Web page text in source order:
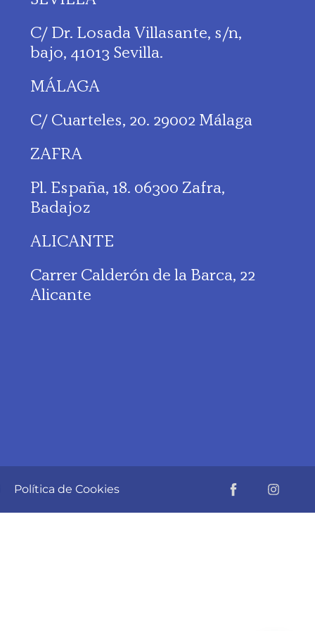
C/ Dr. Losada Villasante, s/n,
bajo, 41013 Sevilla.
MÁLAGA
C/ Cuarteles, 20. 29002 Málaga
ZAFRA
Pl. España, 18. 06300 Zafra,
Badajoz
ALICANTE
Carrer Calderón de la Barca, 22
Alicante
Política de Cookies